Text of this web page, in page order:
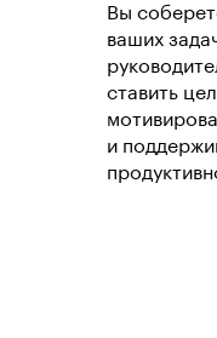
Вы
ваших
ставить
и